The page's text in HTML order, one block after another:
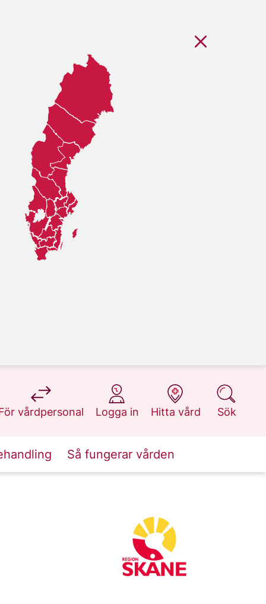
vårdpersonal
på 1177.se
Logga in
på 1177.se
Hitta vård
på 1177.se
Sök
på 1177.se
Så fungerar vården